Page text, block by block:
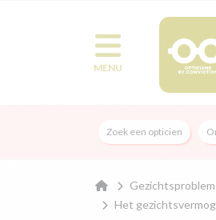
MENU
Zoek een opticien
Het